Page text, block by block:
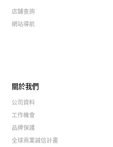
店舖查詢
網站導航
關於我們
公司資料
工作機會
品牌保護
全球商業誠信計畫